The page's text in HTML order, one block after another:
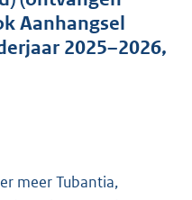
7
b
Aanhangsel
2025–2026,
meer Tubantia,